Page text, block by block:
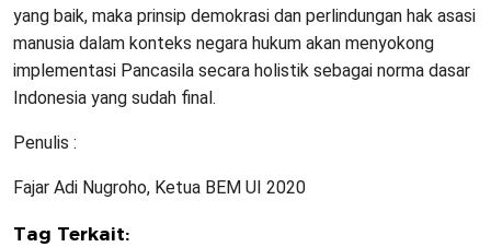
yang baik, maka prinsip demokrasi dan perlindungan hak asasi
manusia dalam konteks negara hukum akan menyokong
implementasi Pancasila secara holistik sebagai norma dasar
Indonesia yang sudah final.
Penulis :
Fajar Adi Nugroho, Ketua BEM UI 2020
Tag Terkait: